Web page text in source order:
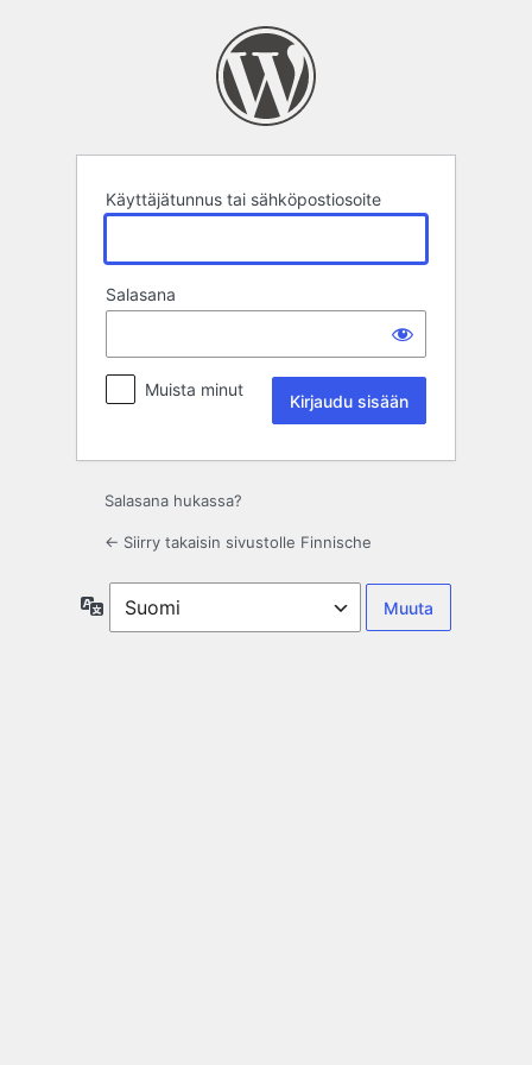
Käyttäjätunnus tai sähköpostiosoite
Salasana
Muista minut
Salasana hukassa?
← Siirry takaisin sivustolle Finnische
Kieli